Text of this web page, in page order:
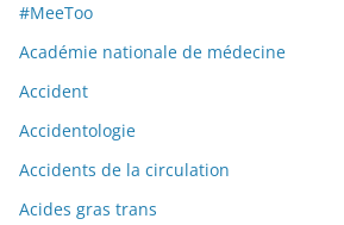
#MeeToo
Académie nationale de médecine
Accident
Accidentologie
Accidents de la circulation
Acides gras trans